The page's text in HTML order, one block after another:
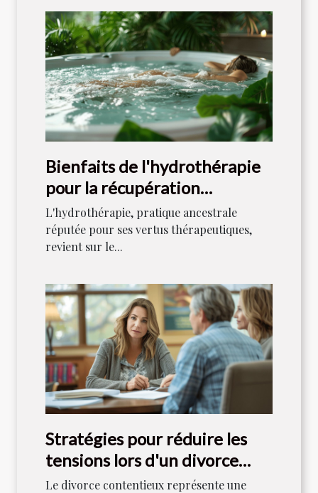
Bienfaits de l'hydrothérapie
pour la récupération
musculaire et la détente
L'hydrothérapie, pratique ancestrale
réputée pour ses vertus thérapeutiques,
revient sur le...
Stratégies pour réduire les
tensions lors d'un divorce
contentieux
Le divorce contentieux représente une